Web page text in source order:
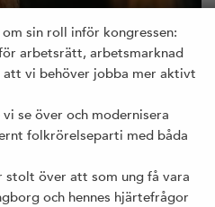
sin roll inför kongressen:
arbetsrätt, arbetsmarknad
vi behöver jobba mer aktivt
se över och modernisera
folkrörelseparti med båda
stolt över att som ung få vara
och hennes hjärtefrågor